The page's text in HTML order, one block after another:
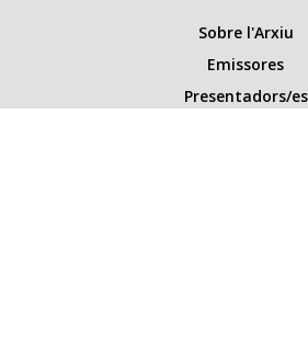
Sobre l'Arxiu
Emissores
Presentadors/es